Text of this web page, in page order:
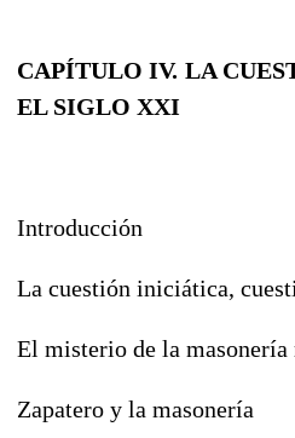
CAPÍTULO IV. LA
EL SIGLO XXI
Introducción
La cuestión iniciática,
El misterio de la masonería
Zapatero y la masonería